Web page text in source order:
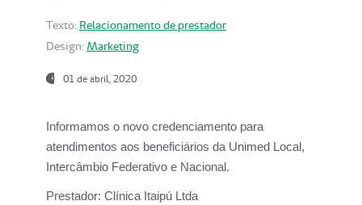
Texto: Relacionamento de prestador
Design: Marketing
01 de abril, 2020
Informamos o novo credenciamento para
atendimentos aos beneficiários da Unimed Local,
Intercâmbio Federativo e Nacional.
Prestador: Clínica Itaipú Ltda